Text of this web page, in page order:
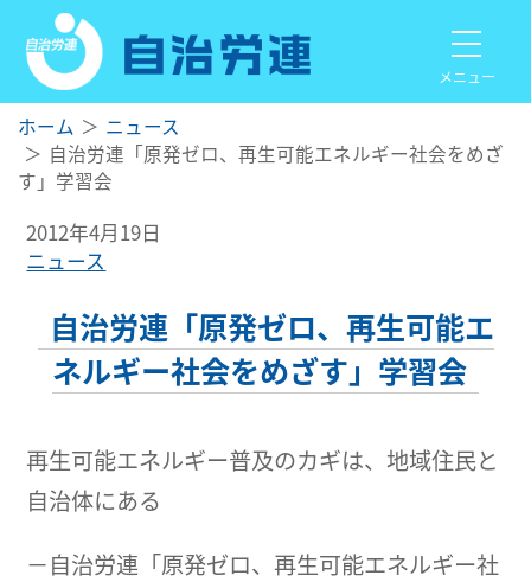
メニュー
ホーム
ニュース
自治労連「原発ゼロ、再生可能エネルギー社会をめざ
す」学習会
2012年4月19日
ニュース
自治労連「原発ゼロ、再生可能エ
ネルギー社会をめざす」学習会
再生可能エネルギー普及のカギは、地域住民と
自治体にある
－自治労連「原発ゼロ、再生可能エネルギー社